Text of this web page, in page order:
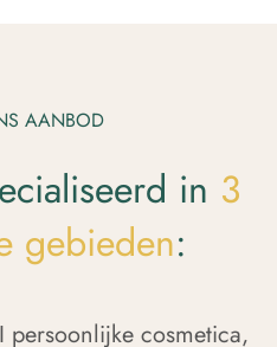
AANBOD
in 3
gebieden:
cosmetica,